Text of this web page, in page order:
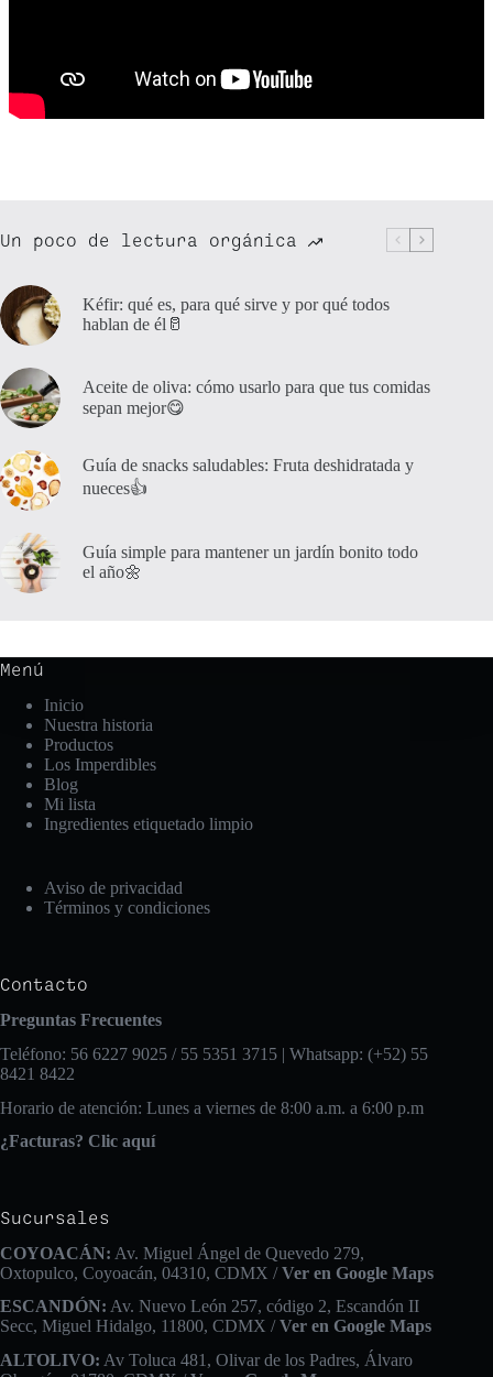
Un poco de lectura orgánica
Kéfir: qué es, para qué sirve y por qué todos
hablan de él🥛
Aceite de oliva: cómo usarlo para que tus comidas
sepan mejor😋
Guía de snacks saludables: Fruta deshidratada y
nueces👍
Guía simple para mantener un jardín bonito todo
el año🌼
Menú
Inicio
Nuestra historia
Productos
Los Imperdibles
Blog
Mi lista
Ingredientes etiquetado limpio
Aviso de privacidad
Términos y condiciones
Contacto
Preguntas Frecuentes
Teléfono: 56 6227 9025 / 55 5351 3715 | Whatsapp: (+52) 55
8421 8422
Horario de atención: Lunes a viernes de 8:00 a.m. a 6:00 p.m
¿Facturas? Clic aquí
Sucursales
COYOACÁN: Av. Miguel Ángel de Quevedo 279,
Oxtopulco, Coyoacán, 04310, CDMX / Ver en Google Maps
ESCANDÓN: Av. Nuevo León 257, código 2, Escandón II
Secc, Miguel Hidalgo, 11800, CDMX /Ver en Google Maps
ALTOLIVO: Av Toluca 481, Olivar de los Padres, Álvaro